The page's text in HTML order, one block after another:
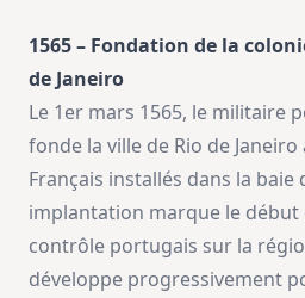
1565 – Fondation de la
de Janeiro
Le 1er mars 1565, le militaire
fonde la ville de Rio de
Français installés dans la baie
implantation marque le
contrôle portugais sur la
développe progressivement